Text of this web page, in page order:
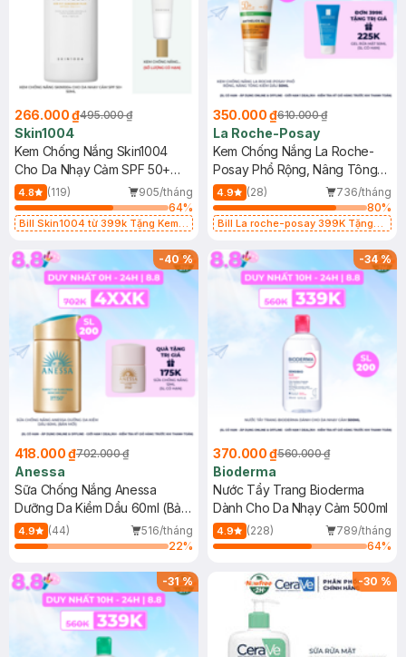
266.000 ₫495.000 ₫
Skin1004
Kem Chống Nắng Skin1004
Cho Da Nhạy Cảm SPF 50+
50ml
4.8 (119)
905/tháng
64%
Bill Skin1004 từ 399k Tặng Kem
SPF 50+ 20ml (SL Có Hạn)
350.000 ₫610.000 ₫
La Roche-Posay
Kem Chống Nắng La Roche-
Posay Phổ Rộng, Nâng Tông
Kiềm Dầu 50ml
4.9 (28)
736/tháng
80%
Bill La roche-posay 399K Tặng
(SL có hạn)
-40%
418.000 ₫702.000 ₫
Anessa
Sữa Chống Nắng Anessa
Dưỡng Da Kiềm Dầu 60ml (Bản
Mới)
4.9 (44)
516/tháng
22%
-34%
370.000 ₫560.000 ₫
Bioderma
Nước Tẩy Trang Bioderma
Dành Cho Da Nhạy Cảm 500ml
4.9 (228)
789/tháng
64%
-31% -30 %